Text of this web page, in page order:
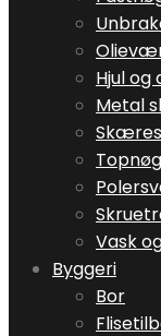
Hjul
Metal
Vask
Byggeri
Bor